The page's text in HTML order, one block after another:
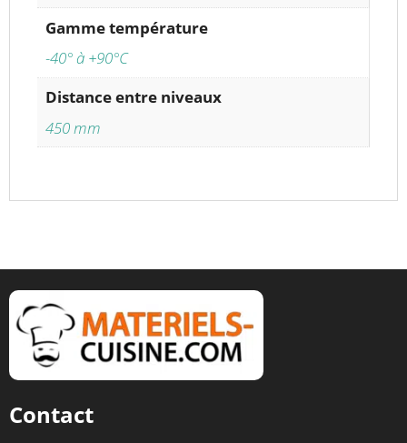
Gamme température
-40° à +90°C
Distance entre niveaux
450 mm
Contact